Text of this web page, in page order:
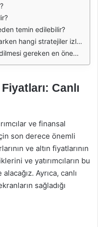
temin edilebilir?
stratejiler izlenmelidir?
en önemli faktörler nelerdir?
Canlı
ve finansal
son derece önemli
ve altın fiyatlarının
ve yatırımcıların bu
Ayrıca, canlı
sağladığı